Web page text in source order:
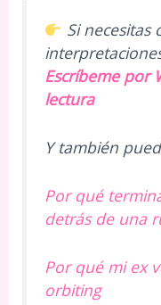
Si necesitas
Escríbeme por
lectura
Y también
Por qué
detrás de una
Por qué mi ex
orbiting